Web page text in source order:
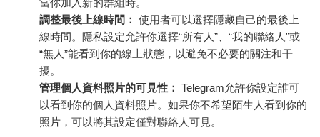
當你加入新的群組時。
調整最後上線時間： 使用者可以選擇隱藏自己的最後上
線時間。隱私設定允許你選擇“所有人”、“我的聯絡人”或
“無人”能看到你的線上狀態，以避免不必要的關注和干
擾。
管理個人資料照片的可見性： Telegram允許你設定誰可
以看到你的個人資料照片。如果你不希望陌生人看到你的
照片，可以將其設定僅對聯絡人可見。